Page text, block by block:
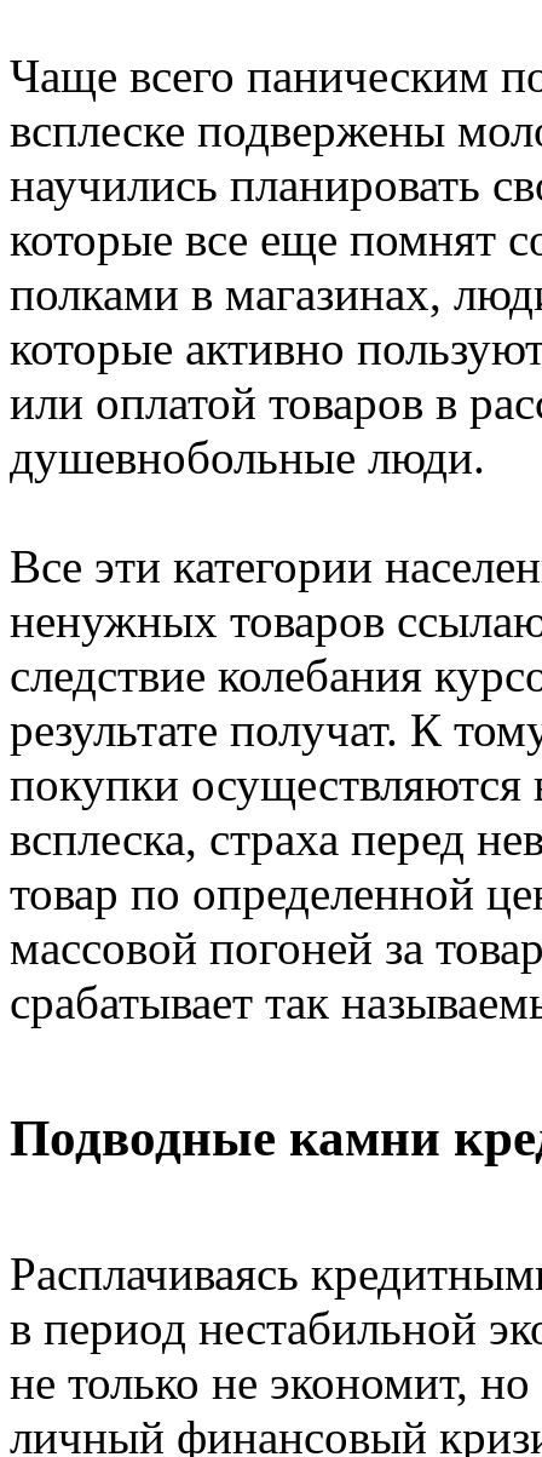
Чаще всего паническим
всплеске подвержены
научились планировать
которые все еще помнят
полками в магазинах,
которые активно
или оплатой товаров в
душевнобольные люди.
Все эти категории
ненужных товаров
следствие колебания
результате получат. К
покупки
всплеска, страха перед
товар по определенной
массовой погоней за
срабатывает так
Подводные камни
Расплачиваясь
в период нестабильной
не только не экономит,
личный финансовый